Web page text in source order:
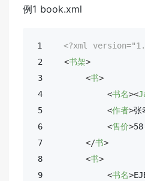
例1 book.xml
1 <?xml
2 <书架>
3 <书>
4 <书名><
5 <作者>张
6 <售价>
7 </书>
8 <书>
9 <书名>